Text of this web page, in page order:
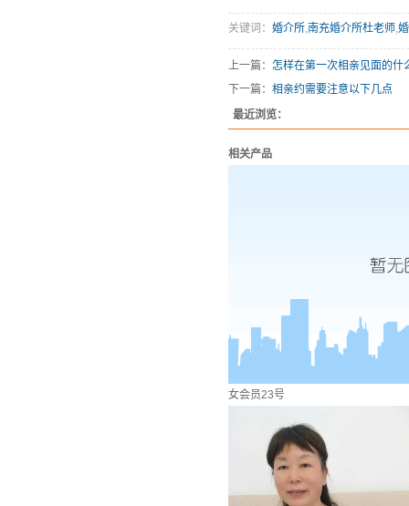
关键词： 婚介所,南充婚介所杜老师,
上一篇： 怎样在第一次相亲见面的什
下一篇： 相亲约需要注意以下几点
最近浏览：
相关产品
女会员23号